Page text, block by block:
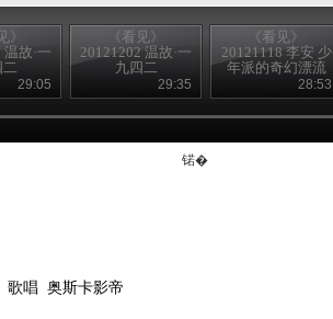
》
故·一
二
29:05
《看见》
20121202 温故·一
九四二
29:35
《看见》
20121118 李安 少
年派的奇幻漂流
28:53
歌唱 奥斯卡影帝
锘�